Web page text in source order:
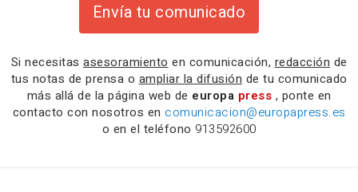
Envía tu comunicado
Si necesitas asesoramiento en comunicación, redacción de
tus notas de prensa o ampliar la difusión de tu comunicado
más allá de la página web de europa press , ponte en
contacto con nosotros en comunicacion@europapress.es
o en el teléfono 913592600